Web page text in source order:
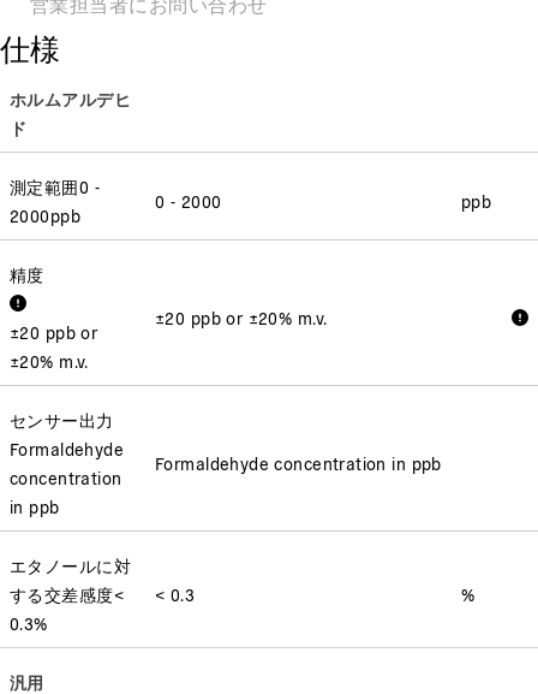
仕様
ホルムアルデヒ
ド
測定範囲0 -
2000ppb
0 - 2000 ppb
精度
±20 ppb or
±20% m.v.
±20 ppb or ±20% m.v.
センサー出力
Formaldehyde
concentration
in ppb
Formaldehyde concentration in ppb
エタノールに対
する交差感度<
0.3%
< 0.3 %
汎用